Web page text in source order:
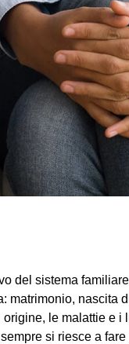
del sistema
matrimonio, nascita
le malattie e i
si riesce a